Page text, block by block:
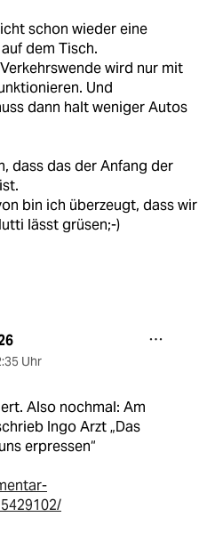
schon wieder eine
dem Tisch.
wird nur mit
Und
dann halt weniger Autos
dass das der Anfang der
bin ich überzeugt, dass wir
lässt grüsen;-)
Uhr
Also nochmal: Am
Ingo Arzt „Das
erpressen“